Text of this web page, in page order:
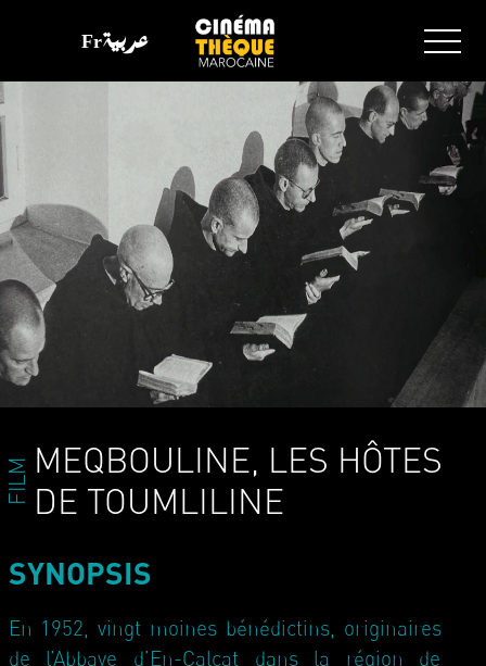
Frعربية
FILM MEQBOULINE, LES HÔTES
DE TOUMLILINE
SYNOPSIS
En 1952, vingt moines bénédictins, originaires
de l’Abbaye d’En-Calcat dans la région de